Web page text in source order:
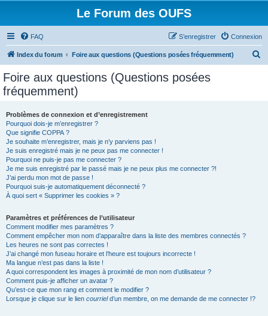
Le Forum des OUFS
FAQ Connexion
S’enregistrer
Index du forum Foire aux questions (Questions posées fréquemment)
Foire aux questions (Questions posées
fréquemment)
Problèmes de connexion et d’enregistrement
Pourquoi dois-je m’enregistrer ?
Que signifie COPPA ?
Je souhaite m’enregistrer, mais je n’y parviens pas !
Je suis enregistré mais je ne peux pas me connecter !
Pourquoi ne puis-je pas me connecter ?
Je me suis enregistré par le passé mais je ne peux plus me connecter ?!
J’ai perdu mon mot de passe !
Pourquoi suis-je automatiquement déconnecté ?
À quoi sert « Supprimer les cookies » ?
Paramètres et préférences de l’utilisateur
Comment modifier mes paramètres ?
Comment empêcher mon nom d’apparaître dans la liste des membres connectés ?
Les heures ne sont pas correctes !
J’ai changé mon fuseau horaire et l’heure est toujours incorrecte !
Ma langue n’est pas dans la liste !
A quoi correspondent les images à proximité de mon nom d’utilisateur ?
Comment puis-je afficher un avatar ?
Qu’est-ce que mon rang et comment le modifier ?
Lorsque je clique sur le lien courrield’un membre, on me demande de me connecter !?